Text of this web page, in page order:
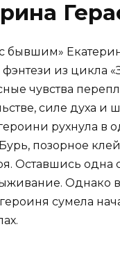
бывшим»
из цикла
чувства
силе духа и
рухнула в
позорное
Оставшись одна
Однако
сумела